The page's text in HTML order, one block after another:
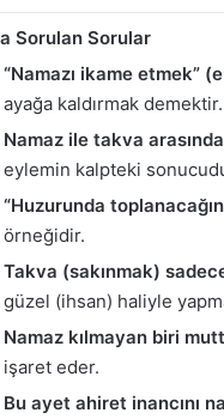
Sorulan Sorular
“Namazı ikame etmek”
ayağa kaldırmak demektir.
Namaz ile takva
eylemin kalpteki
“Huzurunda
örneğidir.
Takva (sakınmak)
güzel (ihsan) haliyle
Namaz kılmayan biri
işaret eder.
Bu ayet ahiret inancını